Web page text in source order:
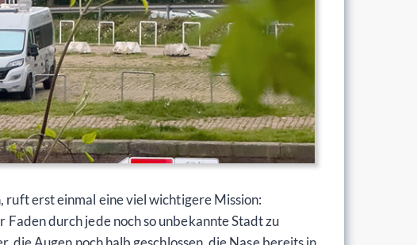
ruft erst einmal eine viel wichtigere Mission:
durch jede noch so unbekannte Stadt zu